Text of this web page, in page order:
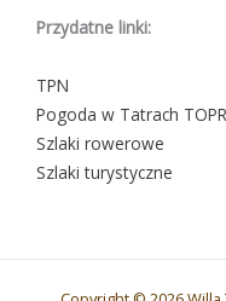
Przydatne linki:
TPN
Pogoda w Tatrach TOPR
Szlaki rowerowe
Szlaki turystyczne